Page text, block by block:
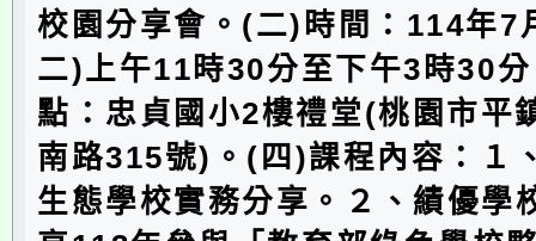
校園分享會。(二)時間：114年7
二)上午11時30分至下午3時30
點：忠貞國小2樓禮堂(桃園市平
南路315號)。(四)課程內容：１
生態學校實務分享。２、績優學